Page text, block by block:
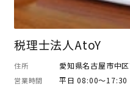
税理士法人AtoY
住所 愛知県名古屋市中
営業時間 平日 08:00～17:30